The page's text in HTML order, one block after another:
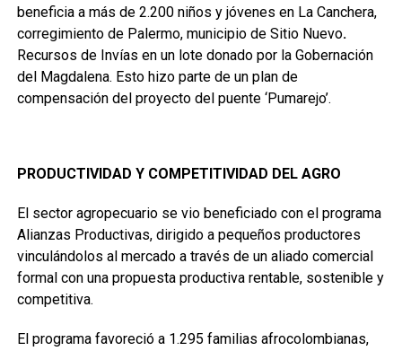
beneficia a más de 2.200 niños y jóvenes en La Canchera,
corregimiento de Palermo, municipio de Sitio Nuevo.
Recursos de Invías en un lote donado por la Gobernación
del Magdalena. Esto hizo parte de un plan de
compensación del proyecto del puente ‘Pumarejo’.
PRODUCTIVIDAD Y COMPETITIVIDAD DEL AGRO
El sector agropecuario se vio beneficiado con el programa
Alianzas Productivas, dirigido a pequeños productores
vinculándolos al mercado a través de un aliado comercial
formal con una propuesta productiva rentable, sostenible y
competitiva.
El programa favoreció a 1.295 familias afrocolombianas,